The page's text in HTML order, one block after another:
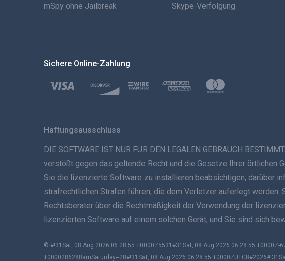
mSpy ohne Jailbreak
Skype-Verfolgung
Sichere Online-Zahlung
Haftungsausschluss
DIE SOFTWARE IST NUR FÜR DEN LEGALEN GEBRAUCH
verstößt gegen das geltende Recht und die Gesetze Ihrer örtlichen
Sie die lizenzierte Software zu installieren beabsichtigen, darüber
strafrechtlichen Strafen führen, die dem Verletzer auferlegt
Rechtsberater über die Rechtmäßigkeit der Verwendung der
lizenzierten Software auf einem solchen Gerät, und Sie sind sich
© #!31Sat, 08 Aug 2026 06:28:55 +0000Z5531#31Sat, 08 Aug 2026 06:28:55
+0000286288amSaturday=28#!31Sat, 08 Aug 2026 06:28:55